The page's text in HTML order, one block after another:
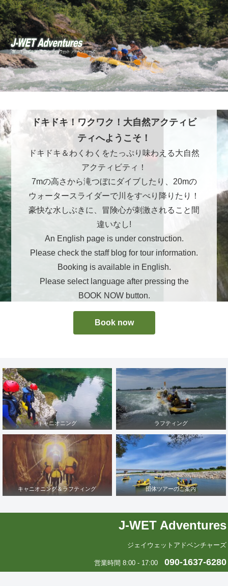
ドキドキ！ワクワク！大自然アクティビ
ティへようこそ！
ドキドキ＆わくわくをたっぷり味わえる大自然
アクティビティ！
7mの高さから滝つぼにダイブしたり、20mの
ウォータースライダーで川をすべり降りたり！
豪快な水しぶきに、冒険心が刺激されること間
違いなし!
An English page is under construction.
Please check the staff blog for tour information.
Booking is available in English.
Please select language after pressing the
BOOK NOW button.
Book now
キャニオニング ラフティング
キャニオニング＆ラフティング 団体ツアーのご案内
J-WET Adventures
ジェイウェットアドベンチャーズ
営業時間 8:00 - 17:00 090-1637-6280